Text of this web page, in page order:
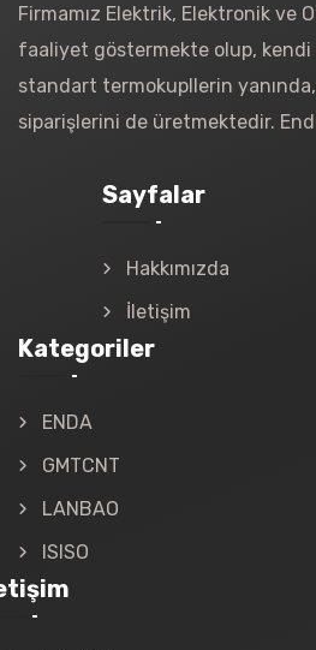
Firmamız Elektrik, Elektronik ve
faaliyet göstermekte olup, kendi
standart termokupllerin
siparişlerini de üretmektedir.
Sayfalar
Hakkımızda
İletişim
Kategoriler
ENDA
GMTCNT
LANBAO
ISISO